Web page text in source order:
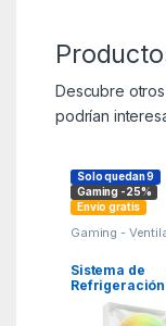
Descubre
podrían
Solo quedan 9
Gaming -25%
Envío gratis
Gaming -
Sistema de
Arctic Liquid
III 280 A-